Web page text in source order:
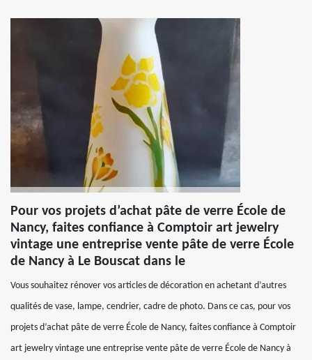
Pour vos projets d’achat pâte de verre École de
Nancy, faites confiance à Comptoir art jewelry
vintage une entreprise vente pâte de verre École
de Nancy à Le Bouscat dans le
Vous souhaitez rénover vos articles de décoration en achetant d’autres
qualités de vase, lampe, cendrier, cadre de photo. Dans ce cas, pour vos
projets d’achat pâte de verre École de Nancy, faites confiance à Comptoir
art jewelry vintage une entreprise vente pâte de verre École de Nancy à